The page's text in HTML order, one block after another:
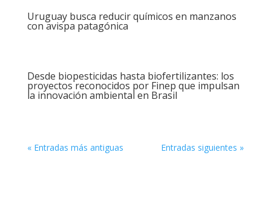
Uruguay busca reducir químicos en manzanos
con avispa patagónica
Desde biopesticidas hasta biofertilizantes: los
proyectos reconocidos por Finep que impulsan
la innovación ambiental en Brasil
« Entradas más antiguas Entradas siguientes »